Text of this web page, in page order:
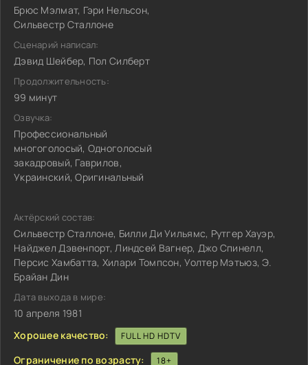
Брюс Мэлмат, Гэри Нельсон,
Сильвестр Сталлоне
Сценарий написал:
Дэвид Шейбер, Пол Силберт
Продолжительность:
99 минут
Озвучка:
Профессиональный
многоголосый, Одноголосый
закадровый, Гаврилов,
Украинский, Оригинальный
Актёрский состав:
Сильвестр Сталлоне, Билли Ди Уильямс, Рутгер Хауэр,
Найджел Дэвенпорт, Линдсей Вагнер, Джо Спинелл,
Персис Хамбатта, Хилари Томпсон, Уолтер Мэтьюз, Э.
Брайан Дин
Дата выхода в мире:
10 апреля 1981
Хорошее качество:
FULL HD HDTV
Ограничение по возрасту: 18+